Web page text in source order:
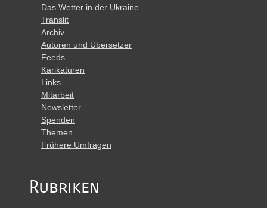
Das Wetter in der Ukraine
Translit
Archiv
Autoren und Übersetzer
Feeds
Karikaturen
Links
Mitarbeit
Newsletter
Spenden
Themen
Frühere Umfragen
Rubriken